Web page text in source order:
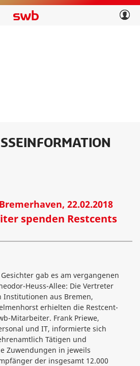
22.02.2018
spenden Restcents
gab es am vergangenen
Heuss-Allee: Die Vertreter
Institutionen aus Bremen,
erhielten die Restcent-
Mitarbeiter. Frank Priewe,
und IT, informierte sich
Tätigen und
Zuwendungen in jeweils
der insgesamt 12.000